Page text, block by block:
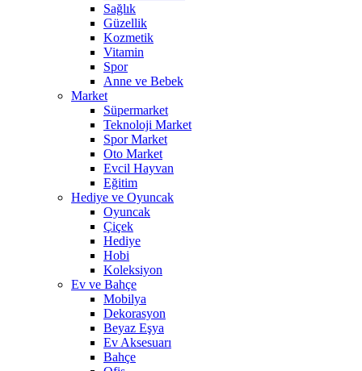
Sağlık
Güzellik
Kozmetik
Vitamin
Spor
Anne ve Bebek
Market
Süpermarket
Teknoloji Market
Spor Market
Oto Market
Evcil Hayvan
Eğitim
Hediye ve Oyuncak
Oyuncak
Çiçek
Hediye
Hobi
Koleksiyon
Ev ve Bahçe
Mobilya
Dekorasyon
Beyaz Eşya
Ev Aksesuarı
Bahçe